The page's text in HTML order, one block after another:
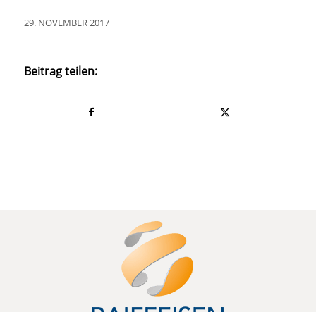
29. NOVEMBER 2017
Beitrag teilen: